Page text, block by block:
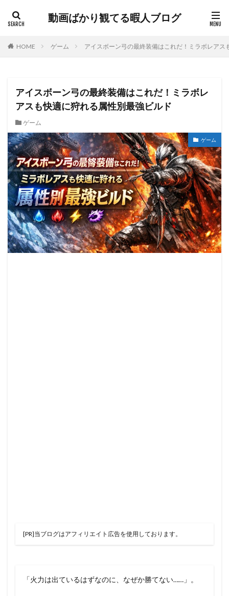
動画ばかり観てる暇人ブログ
HOME ゲーム アイスボーン弓の最終装備はこれだ！ミラボレアス
アイスボーン弓の最終装備はこれだ！ミラボレ
アスも快適に狩れる属性別最強ビルド
ゲーム
ゲーム
[PR]当ブログはアフィリエイト広告を使用しております。
「火力は出ているはずなのに、なぜか勝てない……」。